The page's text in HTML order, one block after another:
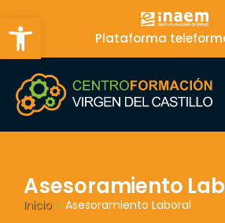
Abrir barra de
Plataforma
Asesoramiento
Inicio > Asesoramiento Laboral